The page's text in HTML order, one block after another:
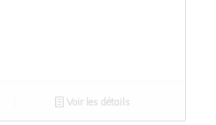
Voir les détails